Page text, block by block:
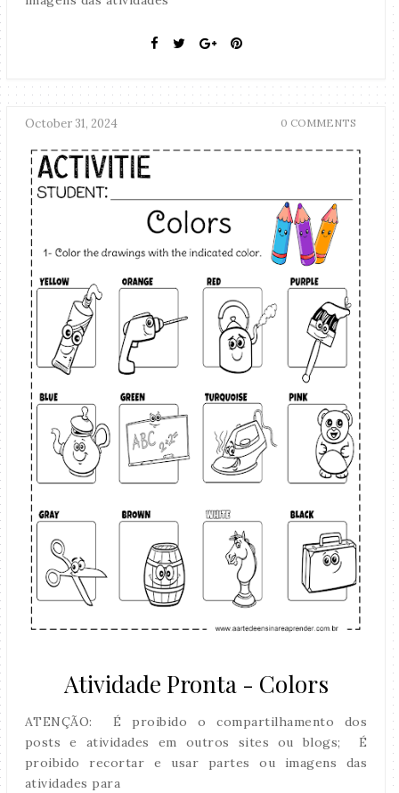
October 31, 2024 0 COMMENTS
Atividade Pronta - Colors
ATENÇÃO: É proibido o compartilhamento dos
posts e atividades em outros sites ou blogs; É
proibido recortar e usar partes ou imagens das
atividades para